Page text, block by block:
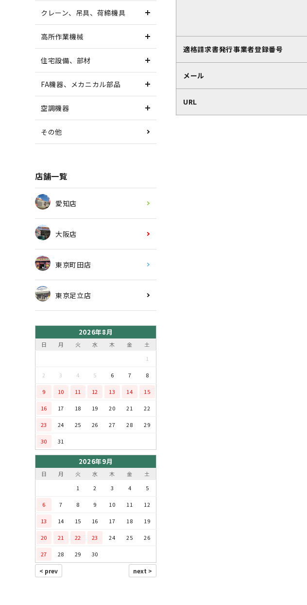
クレーン、吊具、荷締機具
高所作業機械
住宅設備、部材
FA機器、メカニカル部品
空調機器
その他
店舗一覧
愛知店
大阪店
東京町田店
東京足立店
2026年8月
日 月 火 水 木 金
土
1
2 3 4 5 6 7 8
9 10 11 12 13 14 15
16 17 18 19 20 21 22
23 24 25 26 27 28 29
30 31
2026年9月
日 月 火 水 木 金
土
1
2 3 4 5
6 7 8 9 10 11 12
13 14 15 16 17 18 19
20 21 22 23 24 25 26
27 28 29 30
適格請求書発行事業者登録番号
メール
URL